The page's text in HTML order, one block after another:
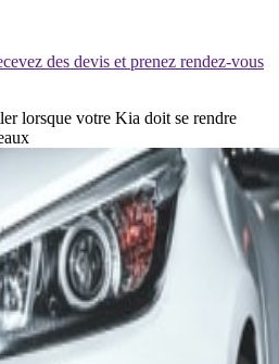
des devis et prenez rendez-vous
lorsque votre Kia doit se rendre